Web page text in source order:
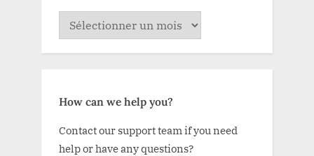
ARCHIVE
How can we help you?
Contact our support team if you need
help or have any questions?